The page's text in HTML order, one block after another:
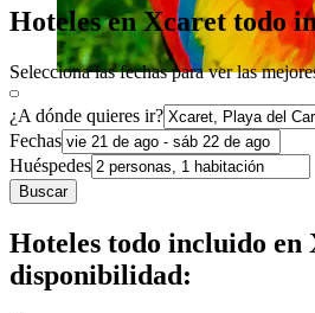
Hoteles en Xcaret todo
Selecciona las fechas para ver las
¿A dónde quieres ir?
Fechas
Huéspedes
Buscar
Hoteles todo incluido en
disponibilidad: